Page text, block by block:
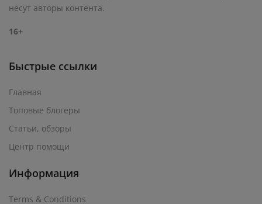
несут авторы контента.
16+
Быстрые ссылки
Главная
Топовые блогеры
Статьи, обзоры
Центр помощи
Информация
Terms & Conditions